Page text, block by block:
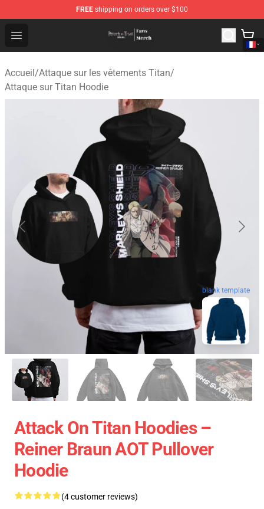
FREE shipping on orders over $100
Open menu
Attack On Titan Store - Official Attack On Titan
Accueil/Attaque sur les vêtements Titan/
Attaque sur Titan Hoodie
blank template
Attack On Titan Hoodies –
Reiner Braun AOT Pullover
Hoodie
(4 customer reviews)